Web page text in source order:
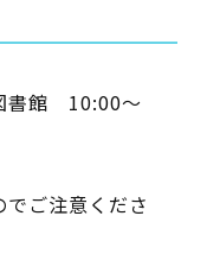
書館 10:00～
ご注意くださ